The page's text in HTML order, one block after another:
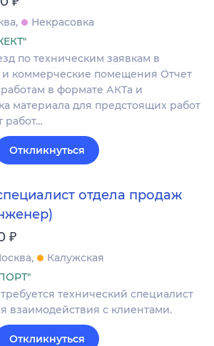
Некрасовка
по техническим заявкам в
коммерческие помещения Отчет
в формате АКТа и
материала для предстоящих работ
работ…
Откликнуться
отдела продаж
₽
Калужская
технический специалист
взаимодействия с клиентами.
Откликнуться